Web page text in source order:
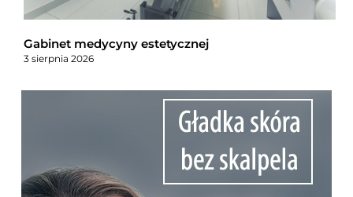
Gabinet medycyny estetycznej
3 sierpnia 2026